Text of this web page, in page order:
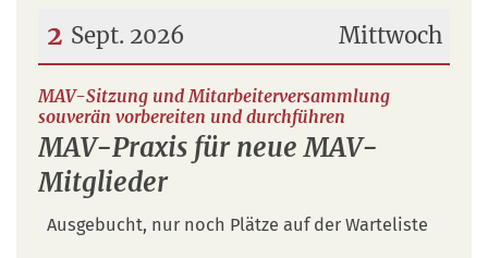
Mittwoch
2 Sept. 2026
Datum: 2. September 2026
MAV-Sitzung und Mitarbeiterversammlung
souverän vorbereiten und durchführen
MAV-Praxis für neue MAV-
Mitglieder
Ausgebucht, nur noch Plätze auf der Warteliste